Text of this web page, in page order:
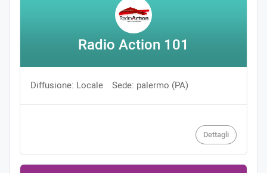
Radio Action 101
Diffusione: Locale Sede: palermo (PA)
Dettagli